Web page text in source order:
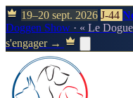
19–20 sept. 2026 J-44
Doggen Show · « Le
s'engager →